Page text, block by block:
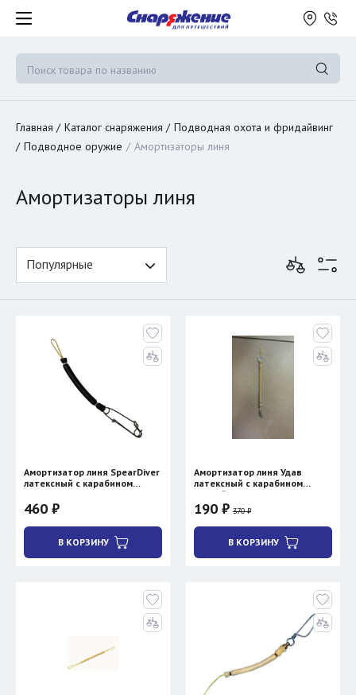
Главная Каталог снаряжения
Подводная охота и фридайвинг
Подводное оружие
Амортизаторы линя
Амортизаторы линя
Популярные
Амортизатор линя SpearDiver
латексный с карабином
460 ₽
В КОРЗИНУ
Амортизатор линя Удав
латексный с карабином
свиной хвостик
190 ₽ 370 ₽
В КОРЗИНУ